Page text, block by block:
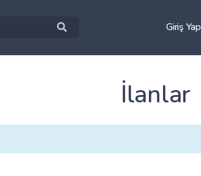
Giriş Yap
İlanlar